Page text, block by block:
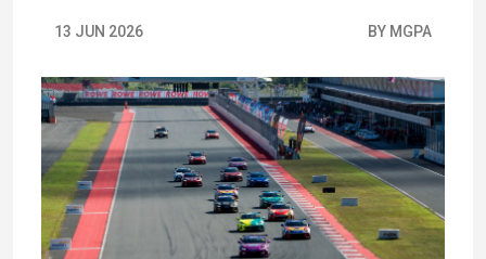
13 JUN 2026 BY MGPA